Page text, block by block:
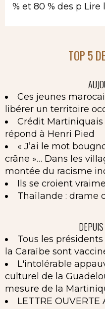
% et 80 % des p Lire
TOP 5
Ces jeunes
libérer un territoire
Crédit Martiniquais
répond à Henri Pied
« J’ai le mot
crâne »… Dans les
montée du racisme
Ils se croient
Thaïlande : drame
Tous les
la Caraïbe sont
L'intolérable
culturel de la
mesure de la
LETTRE OUVERTE